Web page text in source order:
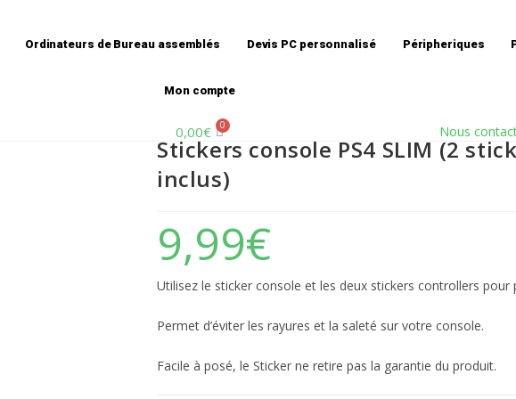
Ordinateurs de Bureau assemblés Devis PC personnalisé Péripheriques
Mon compte
0,00€ Nous
manettes inclus) Accueil Boutique»Stickers
Stickers console PS4 SLIM (2
inclus)
9,99€
Utilisez le sticker console et les deux stickers controllers
Permet d’éviter les rayures et la saleté sur votre console.
Facile à posé, le Sticker ne retire pas la garantie du produit.